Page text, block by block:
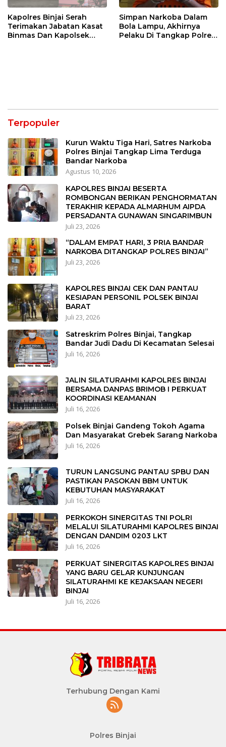
Kapolres Binjai Serah
Terimakan Jabatan Kasat
Binmas Dan Kapolsek
Simpan Narkoba Dalam
Bola Lampu, Akhirnya
Pelaku Di Tangkap Polres
Terpopuler
Kurun Waktu Tiga Hari, Satres Narkoba
Polres Binjai Tangkap Lima Terduga
Bandar Narkoba
Agustus 10, 2026
KAPOLRES BINJAI BESERTA
ROMBONGAN BERIKAN PENGHORMATAN
TERAKHIR KEPADA ALMARHUM AIPDA
PERSADANTA GUNAWAN SINGARIMBUN
Juli 23, 2026
“DALAM EMPAT HARI, 3 PRIA BANDAR
NARKOBA DITANGKAP POLRES BINJAI”
Juli 23, 2026
KAPOLRES BINJAI CEK DAN PANTAU
KESIAPAN PERSONIL POLSEK BINJAI
BARAT
Juli 23, 2026
Satreskrim Polres Binjai, Tangkap
Bandar Judi Dadu Di Kecamatan Selesai
Juli 16, 2026
JALIN SILATURAHMI KAPOLRES BINJAI
BERSAMA DANPAS BRIMOB I PERKUAT
KOORDINASI KEAMANAN
Juli 16, 2026
Polsek Binjai Gandeng Tokoh Agama
Dan Masyarakat Grebek Sarang Narkoba
Juli 16, 2026
TURUN LANGSUNG PANTAU SPBU DAN
PASTIKAN PASOKAN BBM UNTUK
KEBUTUHAN MASYARAKAT
Juli 16, 2026
PERKOKOH SINERGITAS TNI POLRI
MELALUI SILATURAHMI KAPOLRES BINJAI
DENGAN DANDIM 0203 LKT
Juli 16, 2026
PERKUAT SINERGITAS KAPOLRES BINJAI
YANG BARU GELAR KUNJUNGAN
SILATURAHMI KE KEJAKSAAN NEGERI
BINJAI
Juli 16, 2026
Terhubung Dengan Kami
Polres Binjai